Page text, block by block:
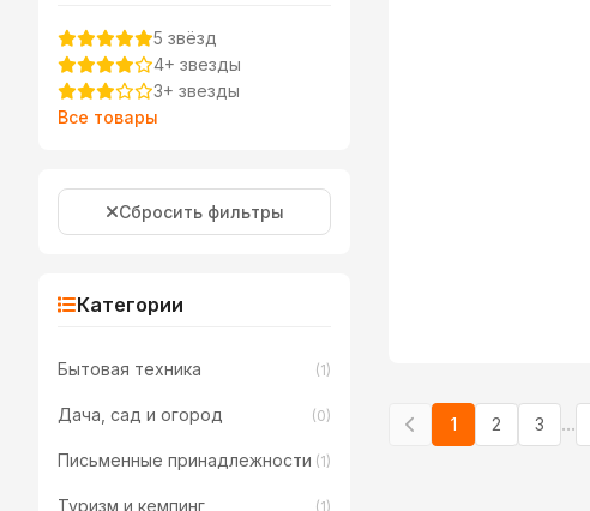
5 звёзд
4+ звезды
3+ звезды
Все товары
Сбросить фильтры
Категории
Бытовая техника (1)
Дача, сад и огород (0)
Письменные принадлежности (1)
Туризм и кемпинг (1)
1 2 3 ...